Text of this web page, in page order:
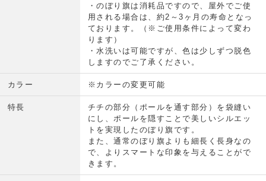
・のぼり旗は消耗品ですので、屋外でご使
用される場合は、約2～3ヶ月の寿命となっ
ております。（※ご使用条件によって変わ
ります）
・水洗いは可能ですが、色は少しずつ脱色
しますのでご了承ください。
カラー ※カラーの変更可能
特長
チチの部分（ポールを通す部分）を袋縫い
にし、ポールを隠すことで美しいシルエッ
トを実現したのぼり旗です。
また、通常のぼり旗よりも細長く長身なの
で、よりスマートな印象を与えることがで
きます。